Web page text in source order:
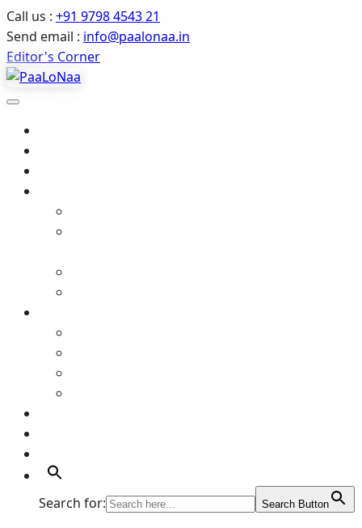
Call us : +91 9798 4543 21
Send email : info@paalonaa.in
Editor's Corner
Search for: Search Button